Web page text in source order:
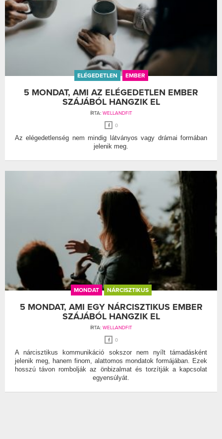
ELÉGEDETLEN EMBER
5 MONDAT, AMI AZ ELÉGEDETLEN EMBER
SZÁJÁBÓL HANGZIK EL
ÍRTA: WELLANDFIT
0
Az elégedetlenség nem mindig látványos vagy drámai formában
jelenik meg.
MONDAT NÁRCISZTIKUS
5 MONDAT, AMI EGY NÁRCISZTIKUS EMBER
SZÁJÁBÓL HANGZIK EL
ÍRTA: WELLANDFIT
0
A nárcisztikus kommunikáció sokszor nem nyílt támadásként
jelenik meg, hanem finom, alattomos mondatok formájában. Ezek
hosszú távon rombolják az önbizalmat és torzítják a kapcsolat
egyensúlyát.